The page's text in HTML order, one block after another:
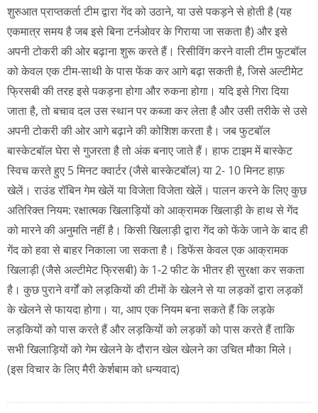
शुरुआत प्राप्तकर्ता टीम द्वारा गेंद को उठाने, या उसे पकड़ने से होती है (यह
एकमात्र समय है जब इसे बिना टर्नओवर के गिराया जा सकता है) और इसे
अपनी टोकरी की ओर बढ़ाना शुरू करते हैं। रिसीविंग करने वाली टीम फुटबॉल
को केवल एक टीम-साथी के पास फेंक कर आगे बढ़ा सकती है, जिसे अल्टीमेट
फ्रिसबी की तरह इसे पकड़ना होगा और रुकना होगा। यदि इसे गिरा दिया
जाता है, तो बचाव दल उस स्थान पर कब्जा कर लेता है और उसी तरीके से उसे
अपनी टोकरी की ओर आगे बढ़ाने की कोशिश करता है। जब फुटबॉल
बास्केटबॉल घेरा से गुजरता है तो अंक बनाए जाते हैं। हाफ टाइम में बास्केट
स्विच करते हुए 5 मिनट क्वार्टर (जैसे बास्केटबॉल) या 2- 10 मिनट हाफ़
खेलें। राउंड रॉबिन गेम खेलें या विजेता विजेता खेलें। पालन करने के लिए कुछ
अतिरिक्त नियम: रक्षात्मक खिलाड़ियों को आक्रामक खिलाड़ी के हाथ से गेंद
को मारने की अनुमति नहीं है। किसी खिलाड़ी द्वारा गेंद को फेंके जाने के बाद ही
गेंद को हवा से बाहर निकाला जा सकता है। डिफेंस केवल एक आक्रामक
खिलाड़ी (जैसे अल्टीमेट फ्रिसबी) के 1-2 फीट के भीतर ही सुरक्षा कर सकता
है। कुछ पुराने वर्गों को लड़कियों की टीमों के खेलने से या लड़कों द्वारा लड़कों
के खेलने से फायदा होगा। या, आप एक नियम बना सकते हैं कि लड़के
लड़कियों को पास करते हैं और लड़कियों को लड़कों को पास करते हैं ताकि
सभी खिलाड़ियों को गेम खेलने के दौरान खेल खेलने का उचित मौका मिले।
(इस विचार के लिए मैरी केर्शबाम को धन्यवाद)